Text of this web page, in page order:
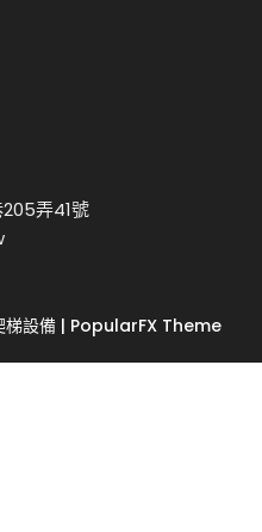
弄41號
設備 | PopularFX Theme